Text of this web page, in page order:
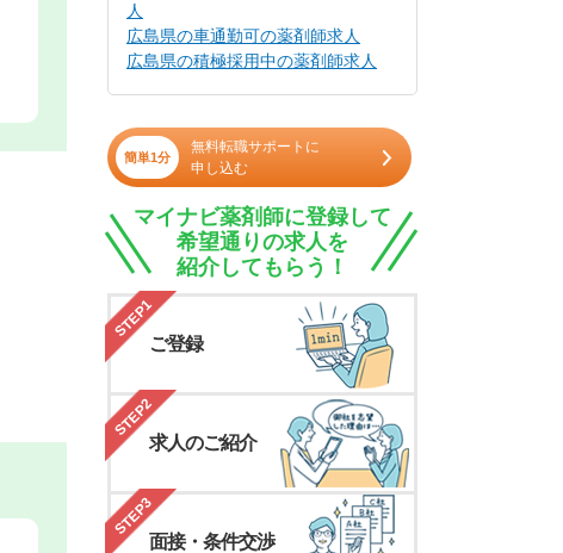
人
広島県の車通勤可の薬剤師求人
広島県の積極採用中の薬剤師求人
簡単1分
無料転職サポートに
申し込む
マイナビ薬剤師に登録して
希望通りの求人を
紹介してもらう！
STEP1
ご登録
STEP2
求人のご紹介
STEP3
面接・条件交渉